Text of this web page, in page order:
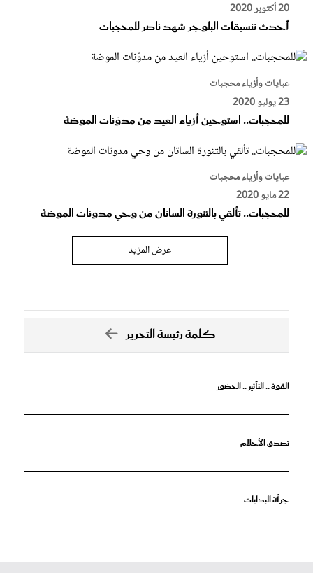
20 أكتوبر 2020
أحدث تنسيقات البلوجر شهد ناصر للمحجبات
عبايات وأزياء محجبات
23 يوليو 2020
للمحجبات.. استوحين أزياء العيد من مدوّنات الموضة
عبايات وأزياء محجبات
22 مايو 2020
للمحجبات.. تألقي بالتنورة الساتان من وحي مدونات الموضة
عرض المزيد
كلمة رئيسة التحرير
القوة .. التأثير .. الحضور
تصدق الأحلام
جرأة البدايات